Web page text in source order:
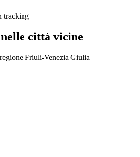
tracking
città vicine
Friuli-Venezia Giulia